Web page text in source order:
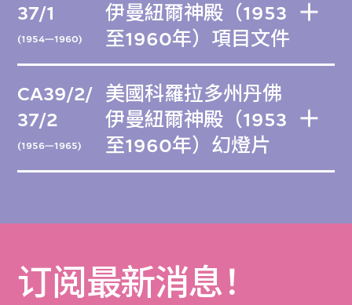
37/1
(1954—1960)
伊曼紐爾神殿（1953
至1960年）項目文件
CA39/2/
37/2
(1956—1965)
美國科羅拉多州丹佛
伊曼紐爾神殿（1953
至1960年）幻燈片
订阅最新消息！